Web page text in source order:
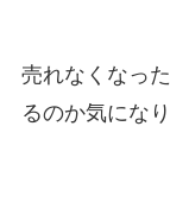
売れなくなっ
るのか気にな